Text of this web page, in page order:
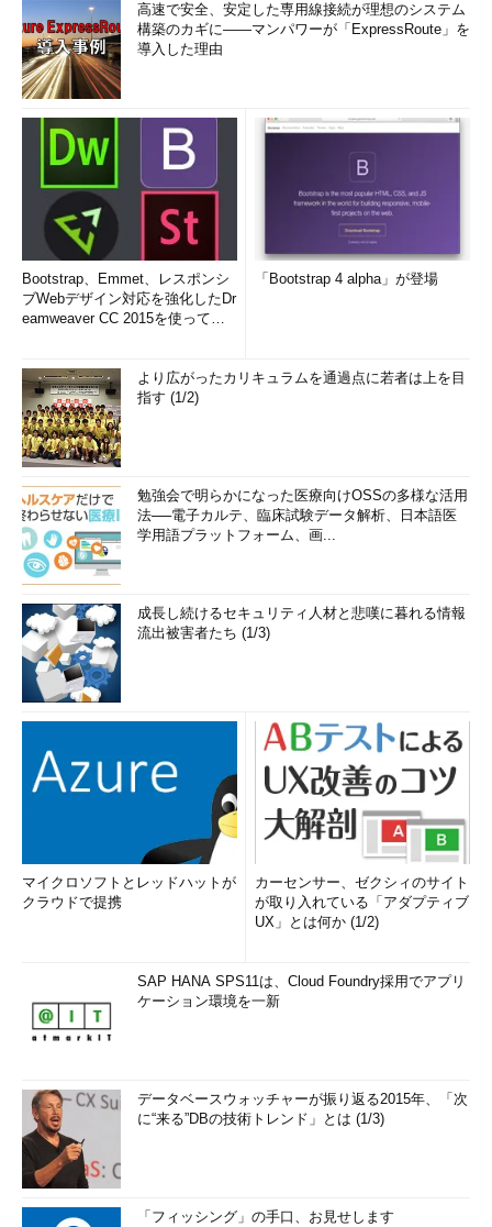
高速で安全、安定した専用線接続が理想のシステム
構築のカギに――マンパワーが「ExpressRoute」を
導入した理由
Bootstrap、Emmet、レスポンシ
ブWebデザイン対応を強化したDr
eamweaver CC 2015を使って
「Bootstrap 4 alpha」が登場
より広がったカリキュラムを通過点に若者は上を目
指す (1/2)
勉強会で明らかになった医療向けOSSの多様な活用
法──電子カルテ、臨床試験データ解析、日本語医
学用語プラットフォーム、画...
成長し続けるセキュリティ人材と悲嘆に暮れる情報
流出被害者たち (1/3)
マイクロソフトとレッドハットが
クラウドで提携
カーセンサー、ゼクシィのサイト
が取り入れている「アダプティブ
UX」とは何か (1/2)
SAP HANA SPS11は、Cloud Foundry採用でアプリ
ケーション環境を一新
データベースウォッチャーが振り返る2015年、「次
に“来る”DBの技術トレンド」とは (1/3)
「フィッシング」の手口、お見せします